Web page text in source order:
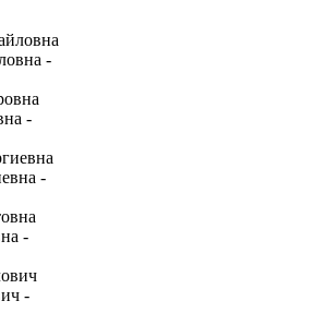
-
-
-
-
-